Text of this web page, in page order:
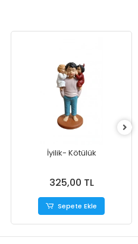
İyilik- Kötülük
325,00 TL
Sepete Ekle